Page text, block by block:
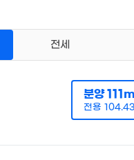
매매 29억 5000만원
전용104m²
계약일 '26. 06
전세
분양
전용